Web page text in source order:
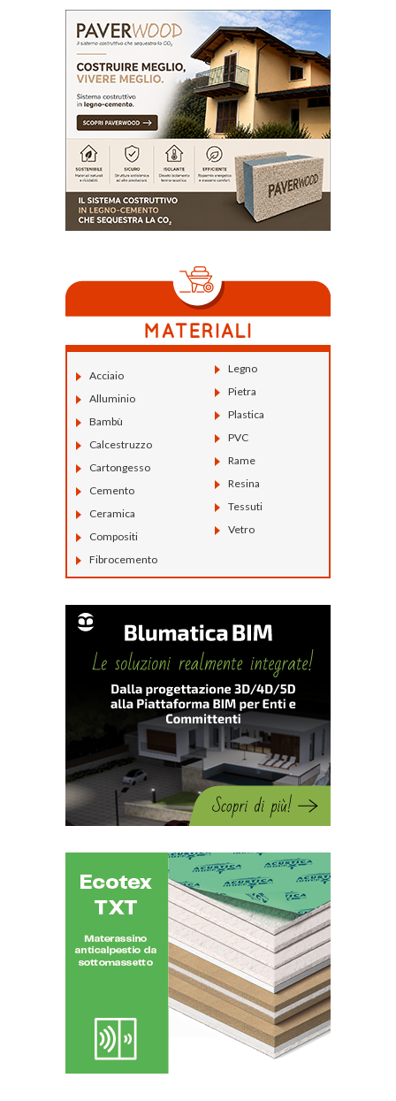
Acciaio
Alluminio
Bambù
Calcestruzzo
Cartongesso
Cemento
Ceramica
Compositi
Fibrocemento
Legno
Pietra
Plastica
PVC
Rame
Resina
Tessuti
Vetro